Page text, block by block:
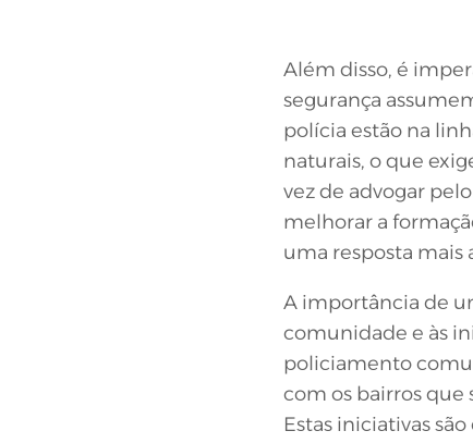
Além disso, é
segurança
polícia estão na
naturais, o que
vez de advogar
melhorar a
uma resposta
A importância de
comunidade e às
policiamento
com os bairros
Estas iniciativas